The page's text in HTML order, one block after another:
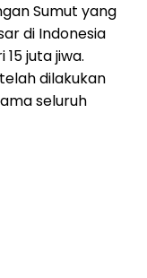
Sumut yang
di Indonesia
juta jiwa.
dilakukan
seluruh